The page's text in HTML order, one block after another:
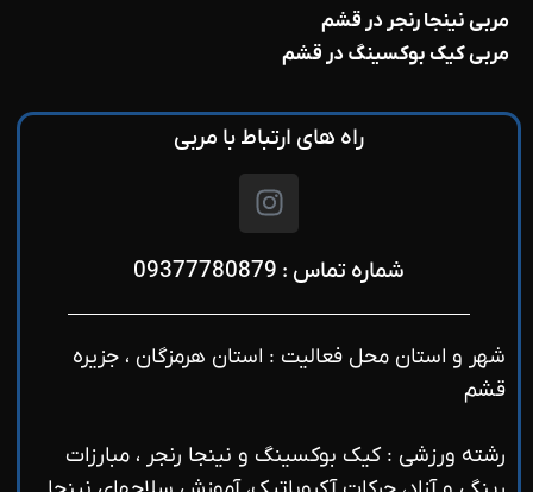
مربی نینجا رنجر در قشم
مربی کیک بوکسینگ در قشم
راه های ارتباط با مربی
شماره تماس : 09377780879
شهر و استان محل فعالیت : استان هرمزگان ، جزیره
قشم
رشته ورزشی : کیک بوکسینگ و نینجا رنجر ، مبارزات